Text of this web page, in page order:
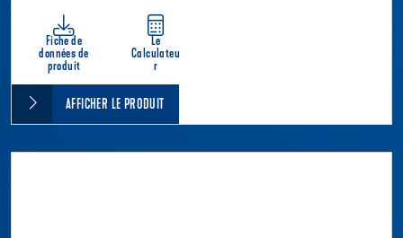
Fiche de
données de
produit
Le
Calculateu
r
AFFICHER LE PRODUIT